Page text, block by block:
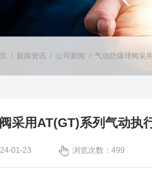
/ 新闻资讯 /公司新闻 / 气动防爆球阀采
采用AT(GT)系列气动执
01-23 浏览次数：499